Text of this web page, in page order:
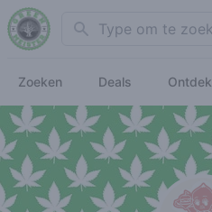
Search
Zoeken Deals Ontdek